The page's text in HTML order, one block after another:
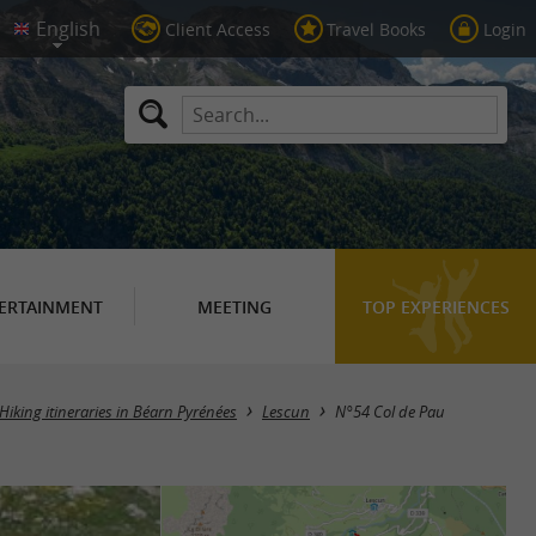
Client Access Travel Books Login
MEETING TOP EXPERIENCES
Hiking itineraries in Béarn Pyrénées Lescun N°54 Col de Pau